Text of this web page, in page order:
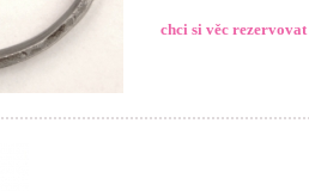
chci si věc rezervovat